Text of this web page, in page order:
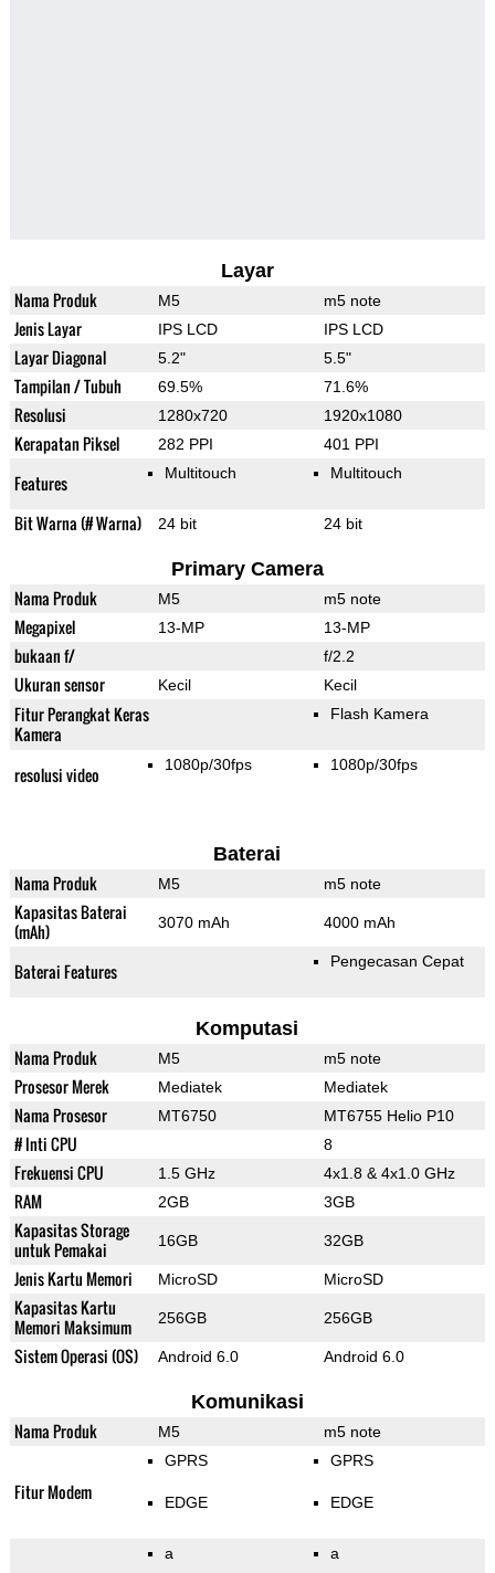
Layar
Nama Produk M5 m5 note
Jenis Layar IPS LCD IPS LCD
Layar Diagonal 5.2" 5.5"
Tampilan / Tubuh 69.5% 71.6%
Resolusi 1280x720 1920x1080
Kerapatan Piksel 282 PPI 401 PPI
Features Multitouch Multitouch
Bit Warna (# Warna) 24 bit 24 bit
Primary Camera
Nama Produk M5 m5 note
Megapixel 13-MP 13-MP
bukaan f/ f/2.2
Ukuran sensor Kecil Kecil
Fitur Perangkat Keras
Kamera
Flash Kamera
resolusi video 1080p/30fps 1080p/30fps
Baterai
Nama Produk M5 m5 note
Kapasitas Baterai
(mAh)
3070 mAh 4000 mAh
Baterai Features Pengecasan Cepat
Komputasi
Nama Produk M5 m5 note
Prosesor Merek Mediatek Mediatek
Nama Prosesor MT6750 MT6755 Helio P10
# Inti CPU 8
Frekuensi CPU 1.5 GHz 4x1.8 & 4x1.0 GHz
RAM 2GB 3GB
Kapasitas Storage
untuk Pemakai
16GB 32GB
Jenis Kartu Memori MicroSD MicroSD
Kapasitas Kartu
Memori Maksimum
256GB 256GB
Sistem Operasi (OS) Android 6.0 Android 6.0
Komunikasi
Nama Produk M5 m5 note
Fitur Modem
GPRS
EDGE
GPRS
EDGE
a a